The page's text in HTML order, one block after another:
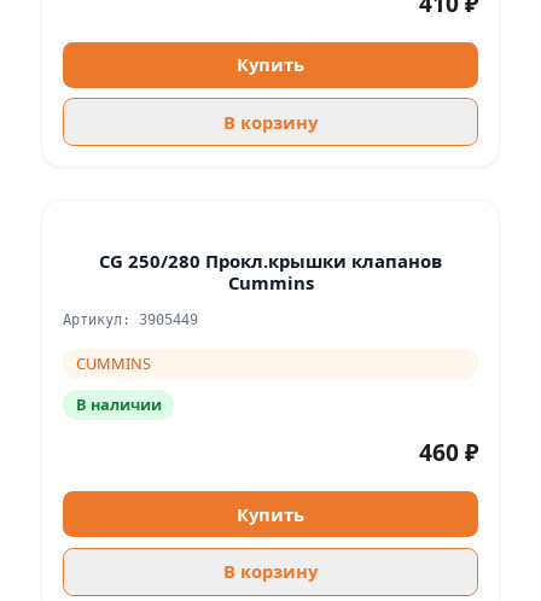
Купить
В корзину
CG 250/280 Прокл.крышки клапанов
Cummins
Артикул: 3905449
CUMMINS
В наличии
460 ₽
Купить
В корзину